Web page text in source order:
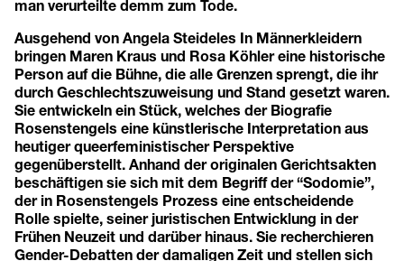
man verurteilte demm zum Tode.
Ausgehend von Angela Steideles In Männerkleidern
bringen Maren Kraus und Rosa Köhler eine historische
Person auf die Bühne, die alle Grenzen sprengt, die ihr
durch Geschlechtszuweisung und Stand gesetzt waren.
Sie entwickeln ein Stück, welches der Biografie
Rosenstengels eine künstlerische Interpretation aus
heutiger queerfeministischer Perspektive
gegenüberstellt. Anhand der originalen Gerichtsakten
beschäftigen sie sich mit dem Begriff der “Sodomie”,
der in Rosenstengels Prozess eine entscheidende
Rolle spielte, seiner juristischen Entwicklung in der
Frühen Neuzeit und darüber hinaus. Sie recherchieren
Gender-Debatten der damaligen Zeit und stellen sich